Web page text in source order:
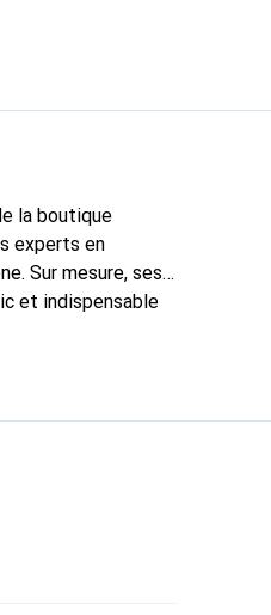
la boutique
experts en
Sur mesure, ses
et indispensable